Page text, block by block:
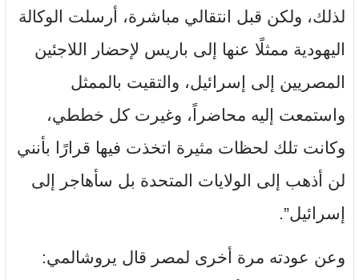
لذلك، ولكن قبل انتقالي مباشرة، أرسلت الوكالة
اليهودية ممثلًا عنها إلى باريس لإحضار اللاجئين
المصريين إلى إسرائيل، والتقيت بالممثل
واستمعت إليه محاضراً، وغيرت كل خططي،
وكانت تلك لحظات مثيرة اتخذت فيها قرارًا بأنني
لن أذهب إلى الولايات المتحدة بل سأهاجر إلى
إسرائيل”.
وعن عودته مرة أخرى لمصر قال يروشالمي: